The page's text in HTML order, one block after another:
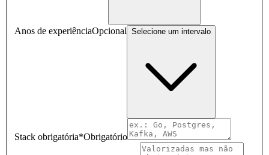
Anos de experiênciaOpcional Selecione um intervalo
Stack obrigatória*Obrigatório